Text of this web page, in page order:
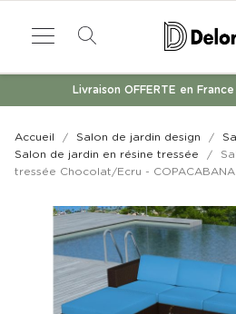
Livraison OFFERTE en
Accueil Salon de jardin design
Salon de jardin en résine tressée
tressée Chocolat/Ecru - COPACABANA